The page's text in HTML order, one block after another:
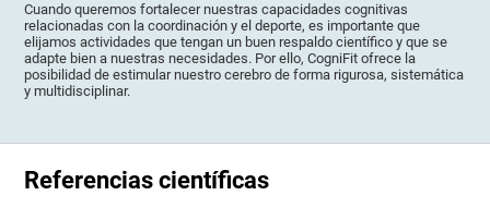
Cuando queremos fortalecer nuestras capacidades cognitivas
relacionadas con la coordinación y el deporte, es importante que
elijamos actividades que tengan un buen respaldo científico y que se
adapte bien a nuestras necesidades. Por ello, CogniFit ofrece la
posibilidad de estimular nuestro cerebro de forma rigurosa, sistemática
y multidisciplinar.
Referencias científicas